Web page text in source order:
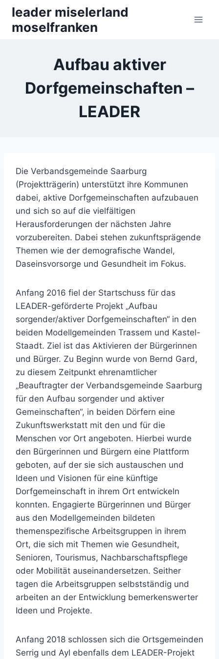
Zum
Inhalt
springen
leader miselerland
moselfranken
Aufbau aktiver
Dorfgemeinschaften –
LEADER
Die Verbandsgemeinde Saarburg
(Projektträgerin) unterstützt ihre Kommunen
dabei, aktive Dorfgemeinschaften aufzubauen
und sich so auf die vielfältigen
Herausforderungen der nächsten Jahre
vorzubereiten. Dabei stehen zukunftsprägende
Themen wie der demografische Wandel,
Daseinsvorsorge und Gesundheit im Fokus.
Anfang 2016 fiel der Startschuss für das
LEADER-geförderte Projekt „Aufbau
sorgender/aktiver Dorfgemeinschaften“ in den
beiden Modellgemeinden Trassem und Kastel-
Staadt. Ziel ist das Aktivieren der Bürgerinnen
und Bürger. Zu Beginn wurde von Bernd Gard,
zu diesem Zeitpunkt ehrenamtlicher
„Beauftragter der Verbandsgemeinde Saarburg
für den Aufbau sorgender und aktiver
Gemeinschaften“, in beiden Dörfern eine
Zukunftswerkstatt mit den und für die
Menschen vor Ort angeboten. Hierbei wurde
den Bürgerinnen und Bürgern eine Plattform
geboten, auf der sie sich austauschen und
Ideen und Visionen für eine künftige
Dorfgemeinschaft in ihrem Ort entwickeln
konnten. Engagierte Bürgerinnen und Bürger
aus den Modellgemeinden bildeten
themenspezifische Arbeitsgruppen in ihrem
Ort, die sich mit Themen wie Gesundheit,
Senioren, Tourismus, Nachbarschaftspflege
oder Mobilität auseinandersetzen. Seither
tagen die Arbeitsgruppen selbstständig und
arbeiten an der Entwicklung bemerkenswerter
Ideen und Projekte.
Anfang 2018 schlossen sich die Ortsgemeinden
Serrig und Ayl ebenfalls dem LEADER-Projekt